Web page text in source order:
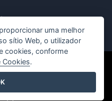
direitos reservados.
uma melhor
sítio Web, o utilizador
cookies, conforme
Cookies.